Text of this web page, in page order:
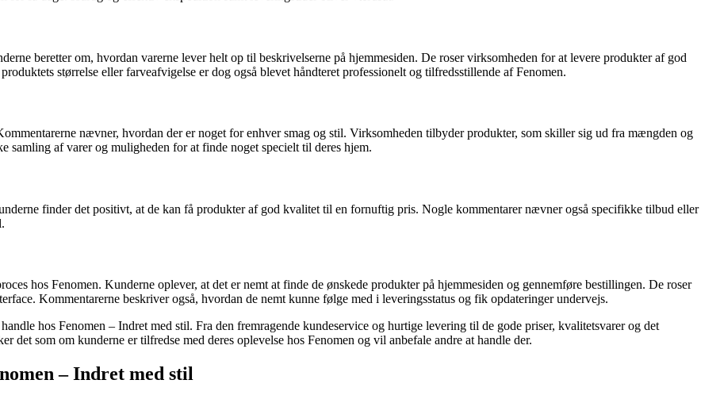
beretter om, hvordan varerne lever helt op til beskrivelserne på hjemmesiden. De roser virksomheden for at levere produkter af god
størrelse eller farveafvigelse er dog også blevet håndteret professionelt og tilfredsstillende af Fenomen.
nævner, hvordan der er noget for enhver smag og stil. Virksomheden tilbyder produkter, som skiller sig ud fra mængden og
af varer og muligheden for at finde noget specielt til deres hjem.
finder det positivt, at de kan få produkter af god kvalitet til en fornuftig pris. Nogle kommentarer nævner også specifikke tilbud eller
hos Fenomen. Kunderne oplever, at det er nemt at finde de ønskede produkter på hjemmesiden og gennemføre bestillingen. De roser
Kommentarerne beskriver også, hvordan de nemt kunne følge med i leveringsstatus og fik opdateringer undervejs.
hos Fenomen – Indret med stil. Fra den fremragende kundeservice og hurtige levering til de gode priser, kvalitetsvarer og det
som om kunderne er tilfredse med deres oplevelse hos Fenomen og vil anbefale andre at handle der.
– Indret med stil